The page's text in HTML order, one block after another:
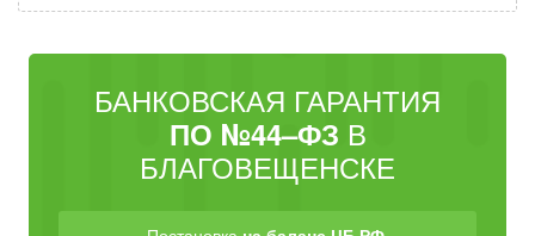
БАНКОВСКАЯ ГАРАНТИЯ
ПО №44–ФЗ В
БЛАГОВЕЩЕНСКЕ